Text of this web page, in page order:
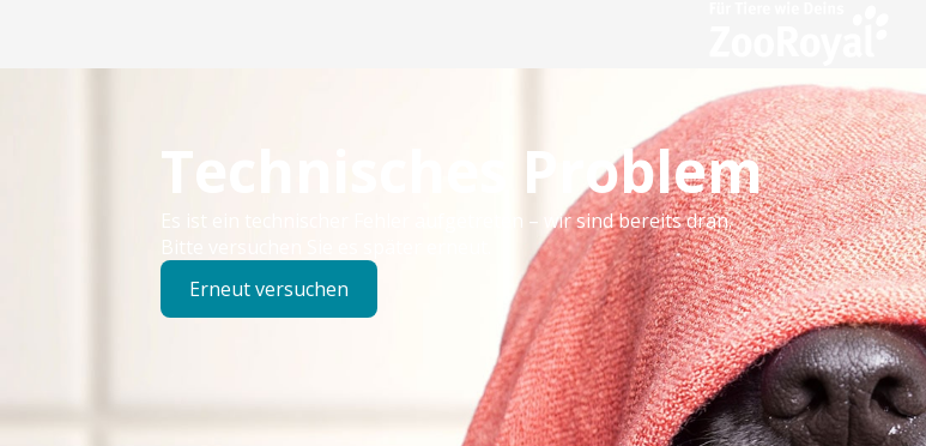
Technisches Problem
Es ist ein technischer Fehler aufgetreten – wir sind bereits dran.
Bitte versuchen Sie es später erneut.
Erneut versuchen